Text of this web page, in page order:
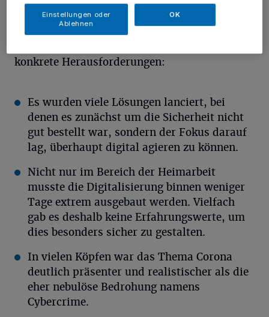
Pandemie einen riesigen Schub, weil dadurch
körperliche Kontakte vermieden werden
konkrete Herausforderungen:
Es wurden viele Lösungen lanciert, bei
denen es zunächst um die Sicherheit nicht
gut bestellt war, sondern der Fokus darauf
lag, überhaupt digital agieren zu können.
Nicht nur im Bereich der Heimarbeit
musste die Digitalisierung binnen weniger
Tage extrem ausgebaut werden. Vielfach
gab es deshalb keine Erfahrungswerte, um
dies besonders sicher zu gestalten.
In vielen Köpfen war das Thema Corona
deutlich präsenter und realistischer als die
eher nebulöse Bedrohung namens
Cybercrime.
Einstellungen oder
Ablehnen
OK